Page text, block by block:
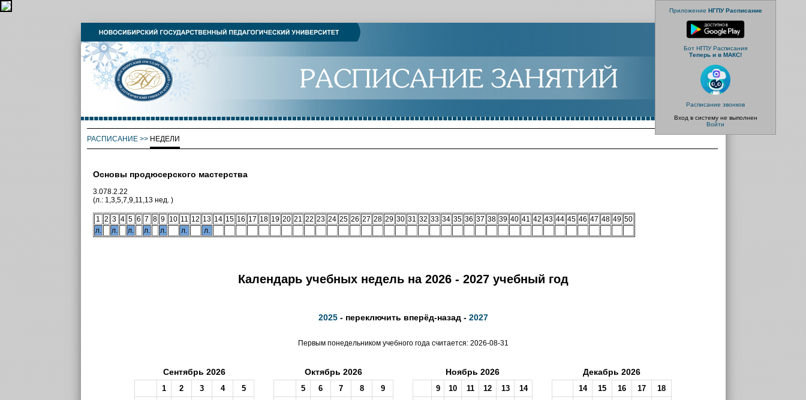
Приложение НГПУ Расписание
Бот НГПУ Расписания
Теперь и в МАКС!
Расписание звонков
Вход в систему не выполнен
Войти
РАСПИСАНИЕ>> НЕДЕЛИ
Основы продюсерского мастерства
3.078.2.22
(л.: 1,3,5,7,9,11,13 нед. )
1 2 3 4 5 6 7 8 9 10 11 12 13 14 15 16 17 18 19 20 21 22 23 24 25 26 27 28 29 30 31 32 33 34 35 36 37 38 39 40 41 42 43 44 45 46 47 48 49 50
л.
л. л. л. л. л. л.
Календарь учебных недель на 2026 - 2027 учебный год
2025- переключить вперёд-назад - 2027
Первым понедельником учебного года считается: 2026-08-31
Сентябрь 2026
1 2 3 4
5
Октябрь 2026
5 6 7 8
9
Ноябрь 2026
9 10 11 12 13
14
Декабрь 2026
14 15 16 17
18